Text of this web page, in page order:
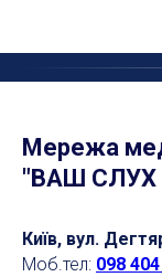
Мережа
"ВАШ СЛУХ
Київ, вул.
Моб.тел: 098